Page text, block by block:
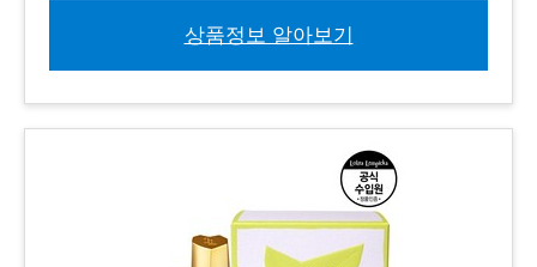
상품정보 알아보기